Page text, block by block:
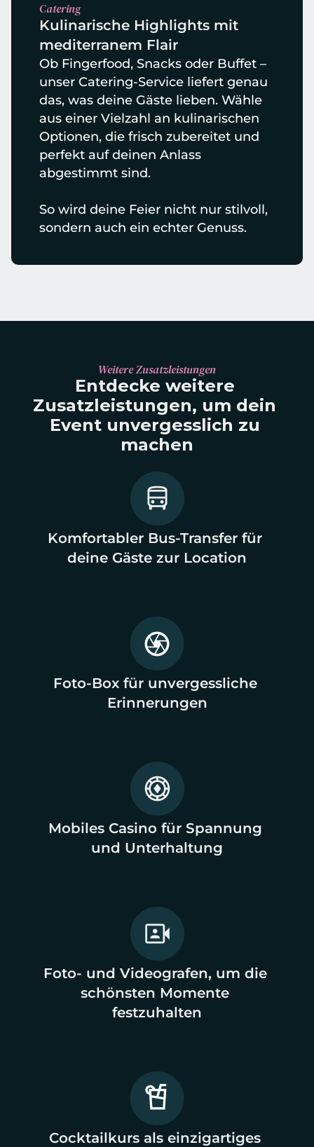
Catering
Kulinarische Highlights mit
mediterranem Flair
Ob Fingerfood, Snacks oder Buffet –
unser Catering-Service liefert genau
das, was deine Gäste lieben. Wähle
aus einer Vielzahl an kulinarischen
Optionen, die frisch zubereitet und
perfekt auf deinen Anlass
abgestimmt sind.
So wird deine Feier nicht nur stilvoll,
sondern auch ein echter Genuss.
Weitere Zusatzleistungen
Entdecke weitere
Zusatzleistungen, um dein
Event unvergesslich zu
machen
Komfortabler Bus-Transfer für
deine Gäste zur Location
Foto-Box für unvergessliche
Erinnerungen
Mobiles Casino für Spannung
und Unterhaltung
Foto- und Videografen, um die
schönsten Momente
festzuhalten
Cocktailkurs als einzigartiges